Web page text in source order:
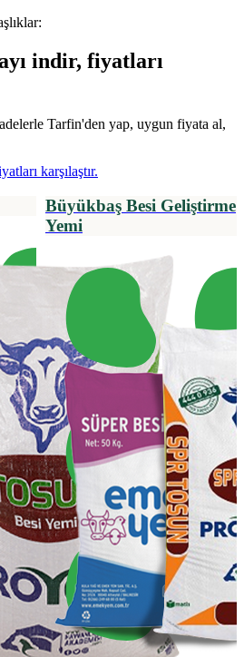
indir, fiyatları
Tarfin'den yap, uygun fiyata al,
karşılaştır.
Büyükbaş Besi Geliştirme
Yemi